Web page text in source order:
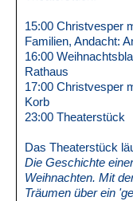
15:00 Christvesper
Familien, Andacht:
16:00
Rathaus
17:00 Christvesper
Korb
23:00 Theaterstück
Das Theaterstück
Die Geschichte
Weihnachten. Mit
Träumen über ein